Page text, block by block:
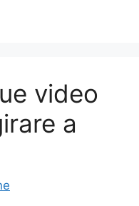
video
a